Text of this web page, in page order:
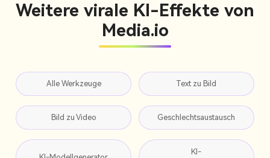
Weitere virale KI-Effekte von
Media.io
Alle Werkzeuge Text zu Bild
Bild zu Video Geschlechtsaustausch
KI-